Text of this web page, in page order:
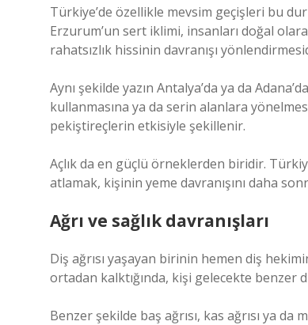
Türkiye’de özellikle mevsim geçişleri bu
Erzurum’un sert iklimi, insanları doğal
rahatsızlık hissinin davranışı
Aynı şekilde yazın Antalya’da ya da
kullanmasına ya da serin alanlara
pekiştireçlerin etkisiyle şekillenir.
Açlık da en güçlü örneklerden biridir.
atlamak, kişinin yeme davranışını daha
Ağrı ve sağlık davranışları
Diş ağrısı yaşayan birinin hemen diş
ortadan kalktığında, kişi gelecekte benzer
Benzer şekilde baş ağrısı, kas ağrısı ya da